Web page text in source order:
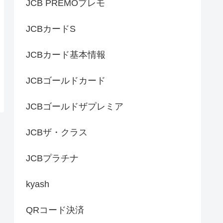
JCB PREMOプレモ
JCBカードS
JCBカード基本情報
JCBゴールドカード
JCBゴールドザプレミア
JCBザ・クラス
JCBプラチナ
kyash
QRコード決済